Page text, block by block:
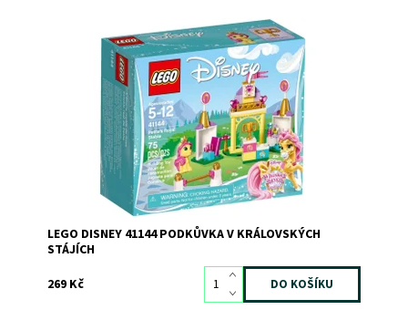
Bav se s poníkem Podkůvkou, který patří Belle, v
královských stájích!
Dostupnost:
Skladem2
2774
LEGO
LEGO DISNEY 41144 PODKŮVKA V KRÁLOVSKÝCH
STÁJÍCH
269 Kč